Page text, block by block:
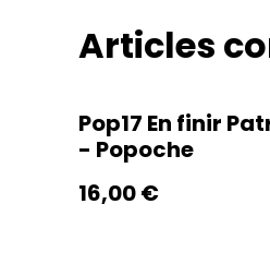
Articles
Pop17 En finir
- Popoche
16,00 €